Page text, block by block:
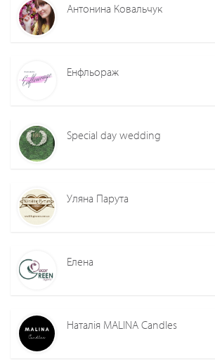
Антонина Ковальчук
Енфльораж
Special day wedding
Уляна Парута
Елена
Наталія MALINA Candles